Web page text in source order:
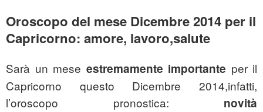
Oroscopo del mese Dicembre 2014 per il
Capricorno: amore, lavoro,salute
Sarà un mese estremamente importante per il
Capricorno questo Dicembre 2014,infatti,
l’oroscopo pronostica:
novità